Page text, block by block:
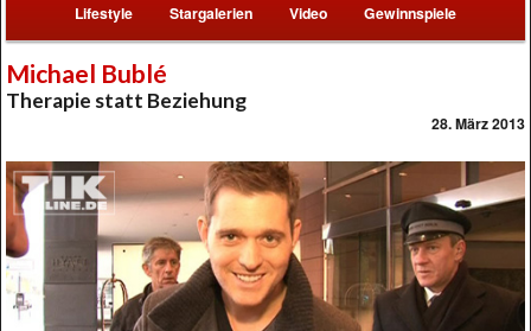
Lifestyle Stargalerien Video Gewinnspiele
Michael Bublé
Therapie statt Beziehung
28. März 2013